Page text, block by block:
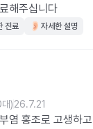
해주십니다
진료 자세한 설명
)26.7.21
염 홍조로 고생하